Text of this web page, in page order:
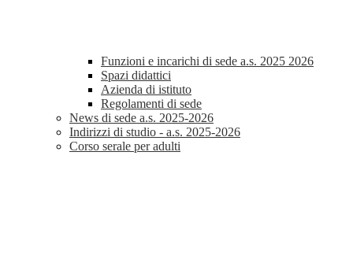
Funzioni e incarichi di sede a.s. 2025 2026
Spazi didattici
Azienda di istituto
Regolamenti di sede
News di sede a.s. 2025-2026
Indirizzi di studio - a.s. 2025-2026
Corso serale per adulti